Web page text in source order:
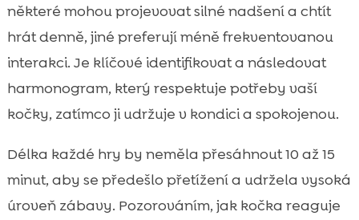
některé mohou projevovat silné nadšení a chtít
hrát denně, jiné preferují méně frekventovanou
interakci. Je klíčové identifikovat a následovat
harmonogram, který respektuje potřeby vaší
kočky, zatímco ji udržuje v kondici a spokojenou.
Délka každé hry by neměla přesáhnout 10 až 15
minut, aby se předešlo přetížení a udržela vysoká
úroveň zábavy. Pozorováním, jak kočka reaguje